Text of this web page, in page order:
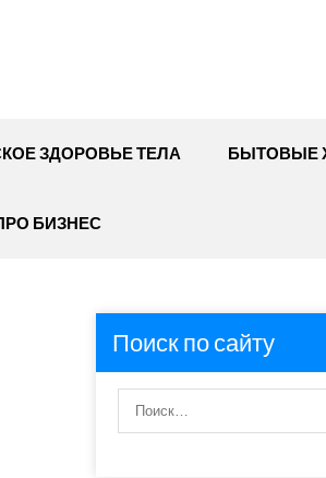
ЗДОРОВЬЕ ТЕЛА БЫТОВЫЕ
БИЗНЕС
Поиск по сайту